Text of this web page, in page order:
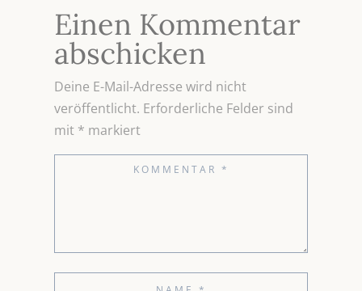
Einen Kommentar
abschicken
Deine E-Mail-Adresse wird nicht
veröffentlicht. Erforderliche Felder sind
mit * markiert